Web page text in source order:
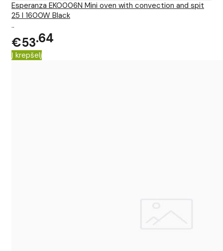
Esperanza EKO006N Mini oven with convection and spit
25 l 1600W Black
..
€53 64
Į krepšelį